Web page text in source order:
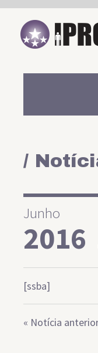
/
Junho
2016
[ssba]
« Notícia